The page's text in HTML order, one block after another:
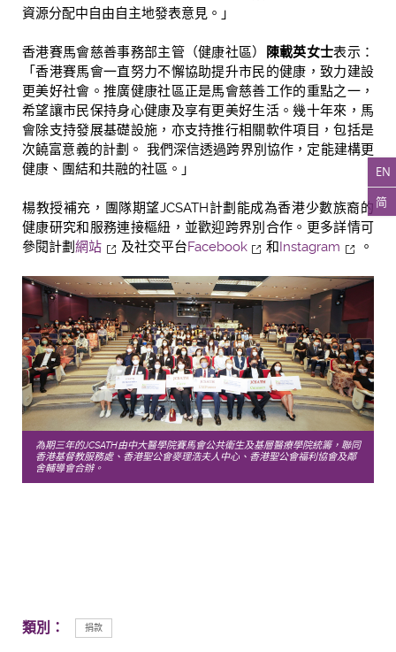
EN
简
資源分配中自由自主地發表意見。」
香港賽馬會慈善事務部主管（健康社區） 陳載英女士表示：
「香港賽馬會一直努力不懈協助提升市民的健康，致力建設
更美好社會。推廣健康社區正是馬會慈善工作的重點之一，
希望讓市民保持身心健康及享有更美好生活。幾十年來，馬
會除支持發展基礎設施，亦支持推行相關軟件項目，包括是
次饒富意義的計劃。 我們深信透過跨界別協作，定能建構更
健康、團結和共融的社區。」
楊教授補充，團隊期望JCSATH計劃能成為香港少數族裔的
健康研究和服務連接樞紐，並歡迎跨界別合作。更多詳情可
參閱計劃 網站 及社交平台Facebook 和Instagram 。
為期三年的JCSATH由中大醫學院賽馬會公共衞生及基層醫療學院統籌，聯同
香港基督教服務處、香港聖公會麥理浩夫人中心、香港聖公會福利協會及鄰
舍輔導會合辦。
類別： 捐款